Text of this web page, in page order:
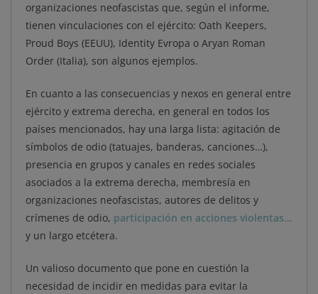
organizaciones neofascistas que, según el informe,
tienen vinculaciones con el ejército: Oath Keepers,
Proud Boys (EEUU), Identity Evropa o Aryan Roman
Order (Italia), son algunos ejemplos.
En cuanto a las consecuencias y nexos en general entre
ejército y extrema derecha, en general en todos los
países mencionados, hay una larga lista: agitación de
símbolos de odio (tatuajes, banderas, canciones…),
presencia en grupos y canales en redes sociales
asociados a la extrema derecha, membresía en
organizaciones neofascistas, autores de delitos y
crímenes de odio, participación en acciones violentas…
y un largo etcétera.
Un valioso documento que pone en cuestión la
necesidad de incidir en medidas para evitar la